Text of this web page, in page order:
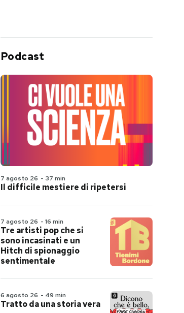
Podcast
7 agosto 26 - 37 min
Il difficile mestiere di ripetersi
7 agosto 26 - 16 min
Tre artisti pop che si
sono incasinati e un
Hitch di spionaggio
sentimentale
6 agosto 26 - 49 min
Tratto da una storia vera